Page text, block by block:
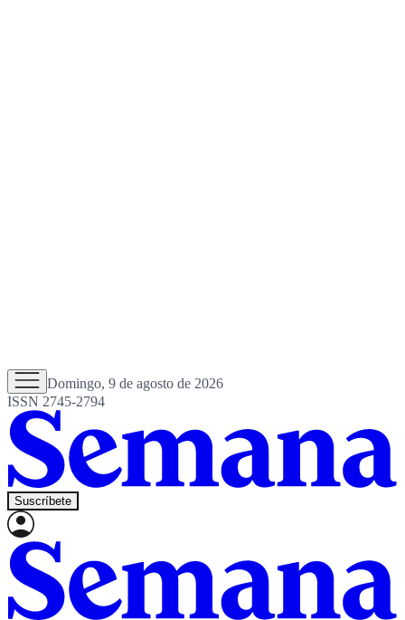
Domingo, 9 de agosto de 2026
ISSN 2745-2794
Suscríbete